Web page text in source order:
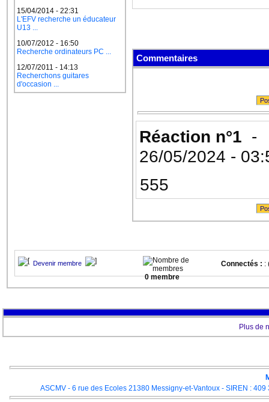
15/04/2014 - 22:31
L'EFV recherche un éducateur
U13 ...
10/07/2012 - 16:50
Recherche ordinateurs PC ...
12/07/2011 - 14:13
Recherchons guitares
d'occasion ...
Commentaires
Réaction n°1 -
26/05/2024 -
555
Devenir membre
0 membre
Connectés : :
Plus de
ASCMV - 6 rue des Ecoles 21380 Messigny-et-Vantoux - SIREN :